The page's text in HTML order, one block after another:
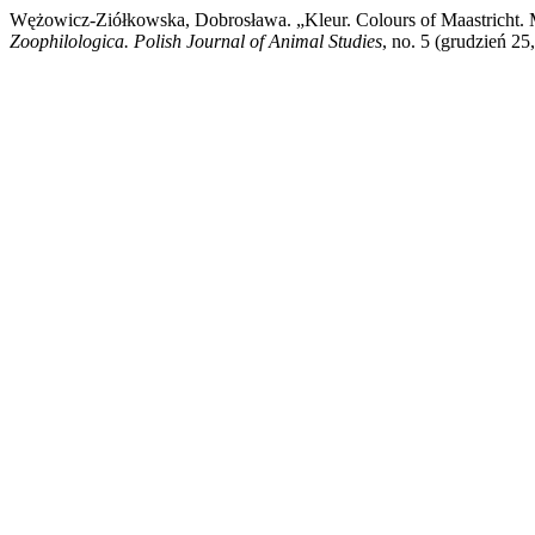
Wężowicz-Ziółkowska, Dobrosława. „Kleur. Colours of
Zoophilologica. Polish Journal of Animal Studies, no. 5 (grudzień